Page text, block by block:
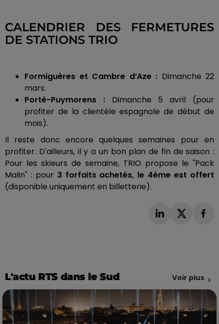
CALENDRIER DES FERMETURES
DE STATIONS TRIO
Formiguères et Cambre d’Aze : Dimanche 22
mars.
Porté-Puymorens :Dimanche 5 avril (pour
profiter de la clientèle espagnole de début de
mois).
Il reste donc encore quelques semaines pour en
profiter. D'ailleurs, il y a un bon plan de fin de saison :
Pour les skieurs de semaine, TRIO propose le "Pack
Malin" : pour 3 forfaits achetés, le 4ème est offert
(disponible uniquement en billetterie).
L'actu RTS dans le Sud Voir plus